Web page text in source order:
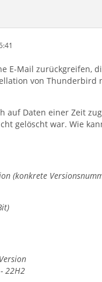
E-Mail zurückgreifen,
von Thunderbird
auf Daten einer Zeit
gelöscht war. Wie
(konkrete
22H2